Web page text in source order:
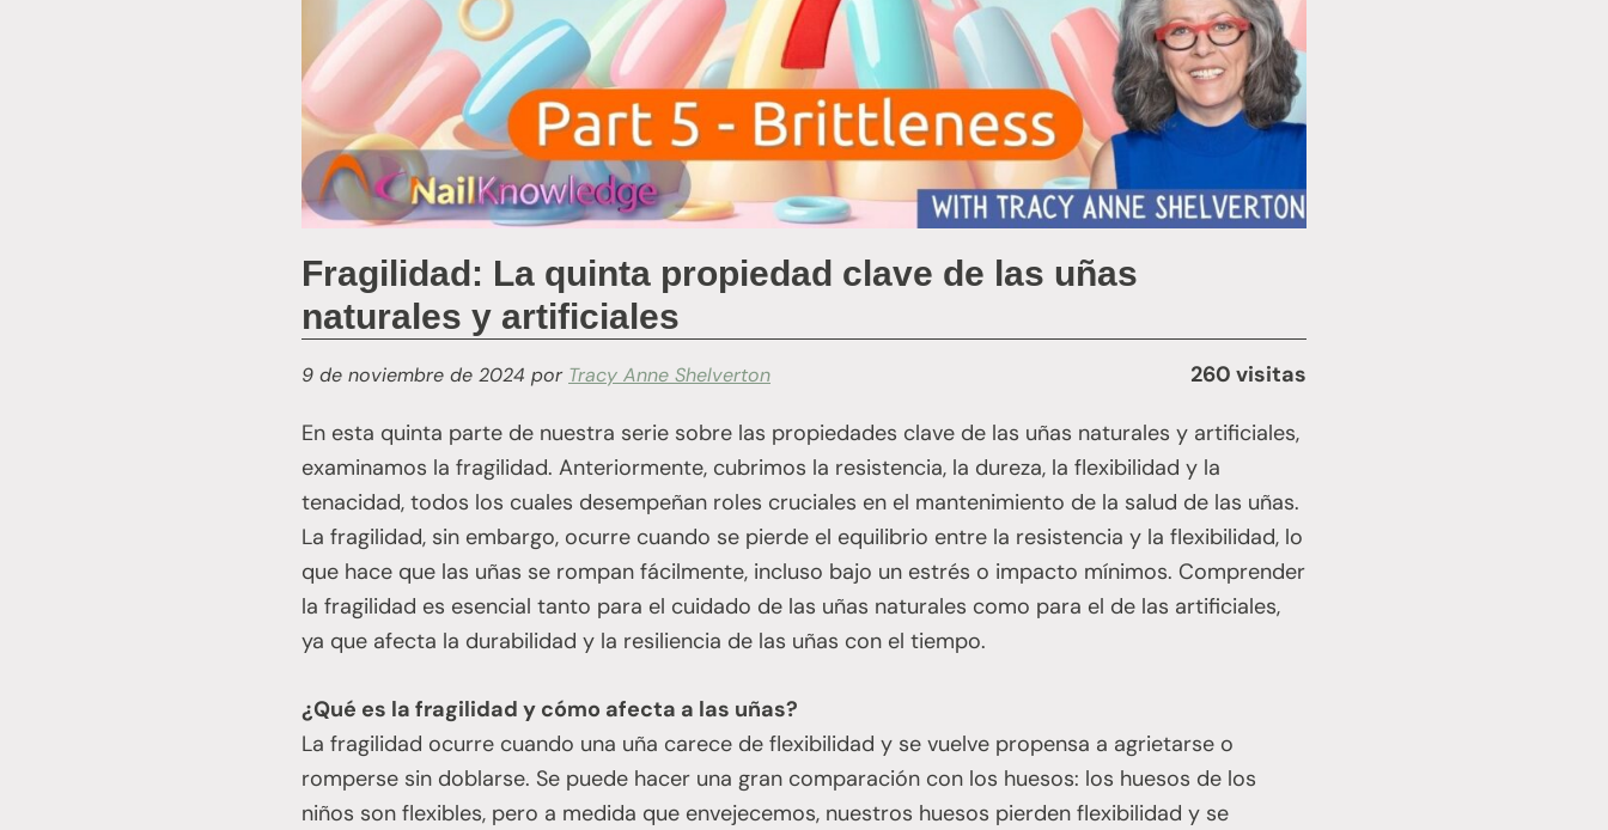
Fragilidad: La quinta propiedad clave de las uñas
naturales y artificiales
9 de noviembre de 2024 por Tracy Anne Shelverton 260 visitas
En esta quinta parte de nuestra serie sobre las propiedades clave de las uñas naturales y artificiales,
examinamos la fragilidad. Anteriormente, cubrimos la resistencia, la dureza, la flexibilidad y la
tenacidad, todos los cuales desempeñan roles cruciales en el mantenimiento de la salud de las uñas.
La fragilidad, sin embargo, ocurre cuando se pierde el equilibrio entre la resistencia y la flexibilidad, lo
que hace que las uñas se rompan fácilmente, incluso bajo un estrés o impacto mínimos. Comprender
la fragilidad es esencial tanto para el cuidado de las uñas naturales como para el de las artificiales,
ya que afecta la durabilidad y la resiliencia de las uñas con el tiempo.
¿Qué es la fragilidad y cómo afecta a las uñas?
La fragilidad ocurre cuando una uña carece de flexibilidad y se vuelve propensa a agrietarse o
romperse sin doblarse. Se puede hacer una gran comparación con los huesos: los huesos de los
niños son flexibles, pero a medida que envejecemos, nuestros huesos pierden flexibilidad y se